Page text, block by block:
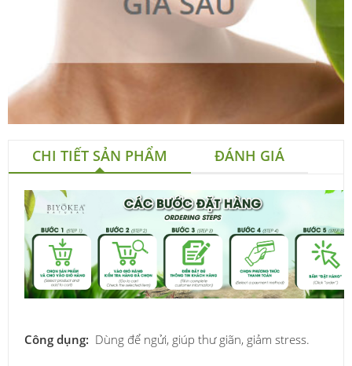
CHI TIẾT SẢN PHẨM ĐÁNH GIÁ
Công dụng: Dùng để ngửi, giúp thư giãn, giảm stress.